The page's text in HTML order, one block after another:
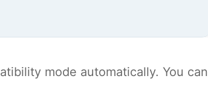
mode automatically. You can